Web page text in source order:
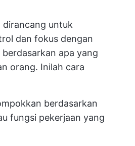
untuk
dan fokus dengan
apa yang
orang. Inilah cara
berdasarkan
fungsi pekerjaan yang